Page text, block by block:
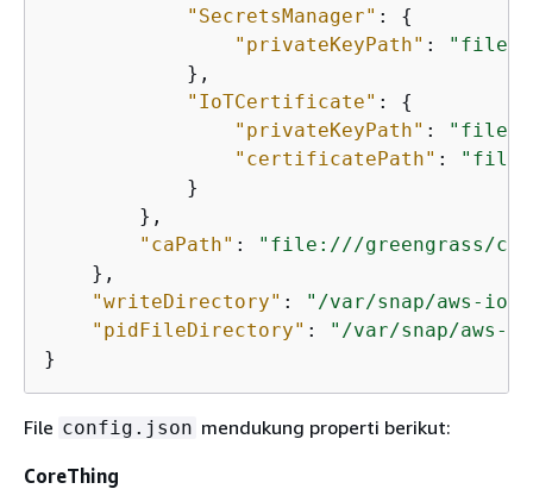
"SecretsManager" : {
"privateKeyPath" :
            },
"IoTCertificate" : {
"privateKeyPath" :
"certificatePath" :
            }
        },
"caPath" :
"file:///greengrass/
    },
"writeDirectory" :
"/var/snap/aws-
"pidFileDirectory" :
"/var/snap/aws-
}
File config.json mendukung properti berikut:
CoreThing